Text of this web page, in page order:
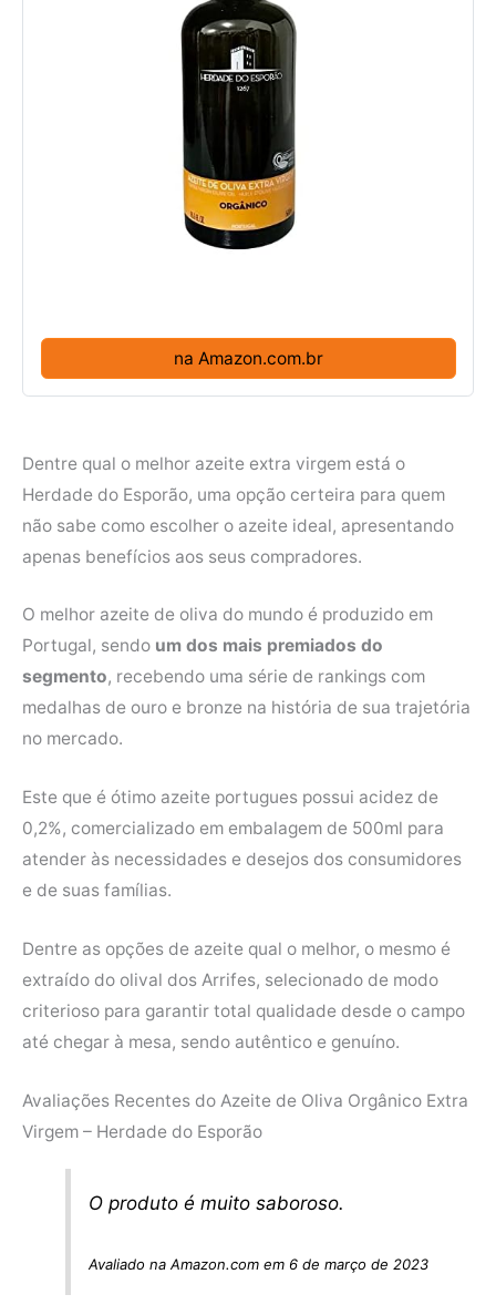
na Amazon.com.br
Dentre qual o melhor azeite extra virgem está o
Herdade do Esporão, uma opção certeira para quem
não sabe como escolher o azeite ideal, apresentando
apenas benefícios aos seus compradores.
O melhor azeite de oliva do mundo é produzido em
Portugal, sendo um dos mais premiados do
segmento, recebendo uma série de rankings com
medalhas de ouro e bronze na história de sua trajetória
no mercado.
Este que é ótimo azeite portugues possui acidez de
0,2%, comercializado em embalagem de 500ml para
atender às necessidades e desejos dos consumidores
e de suas famílias.
Dentre as opções de azeite qual o melhor, o mesmo é
extraído do olival dos Arrifes, selecionado de modo
criterioso para garantir total qualidade desde o campo
até chegar à mesa, sendo autêntico e genuíno.
Avaliações Recentes do Azeite de Oliva Orgânico Extra
Virgem – Herdade do Esporão
O produto é muito saboroso.
Avaliado na Amazon.com em 6 de março de 2023